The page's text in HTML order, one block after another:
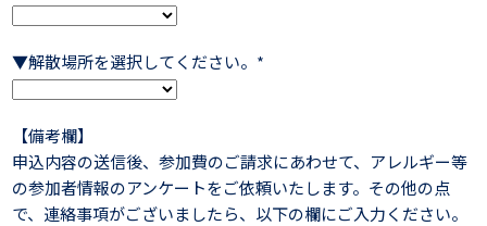
▼解散場所を選択してください。*
【備考欄】
申込内容の送信後、参加費のご請求にあわせて、アレルギー等
の参加者情報のアンケートをご依頼いたします。その他の点
で、連絡事項がございましたら、以下の欄にご入力ください。